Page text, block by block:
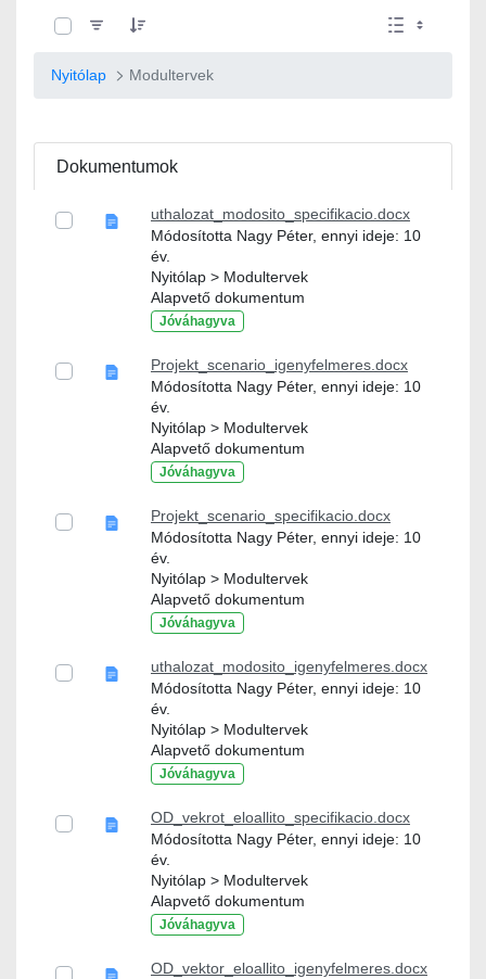
Nyitólap Modultervek
Dokumentumok
uthalozat_modosito_specifikacio.docx
Módosította Nagy Péter, ennyi ideje: 10
év.
Nyitólap > Modultervek
Alapvető dokumentum
Jóváhagyva
Projekt_scenario_igenyfelmeres.docx
Módosította Nagy Péter, ennyi ideje: 10
év.
Nyitólap > Modultervek
Alapvető dokumentum
Jóváhagyva
Projekt_scenario_specifikacio.docx
Módosította Nagy Péter, ennyi ideje: 10
év.
Nyitólap > Modultervek
Alapvető dokumentum
Jóváhagyva
uthalozat_modosito_igenyfelmeres.docx
Módosította Nagy Péter, ennyi ideje: 10
év.
Nyitólap > Modultervek
Alapvető dokumentum
Jóváhagyva
OD_vekrot_eloallito_specifikacio.docx
Módosította Nagy Péter, ennyi ideje: 10
év.
Nyitólap > Modultervek
Alapvető dokumentum
Jóváhagyva
OD_vektor_eloallito_igenyfelmeres.docx